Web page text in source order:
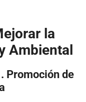
la
Ambiental
Promoción de